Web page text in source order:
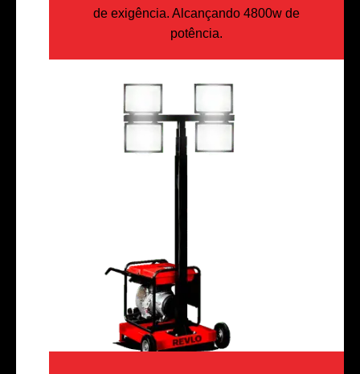
de exigência. Alcançando 4800w de
potência.